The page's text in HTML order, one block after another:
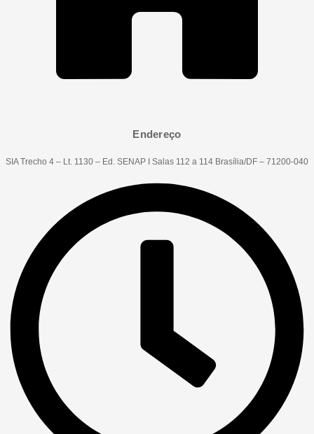
Endereço
SIA Trecho 4 – Lt. 1130 – Ed. SENAP I Salas 112 a 114 Brasília/DF – 71200-040